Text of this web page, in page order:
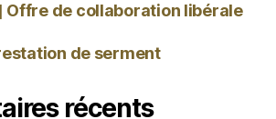
de collaboration libérale
de serment
récents